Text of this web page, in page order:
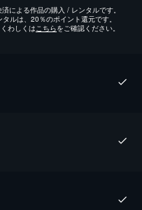
による作品の購入 / レンタルです。
ルは、20％のポイント還元です。
わしくはこちらをご確認ください。